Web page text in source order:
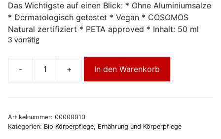
Das Wichtigste auf einen Blick: * Ohne Aluminiumsalze
* Dermatologisch getestet * Vegan * COSOMOS
Natural zertifiziert * PETA approved * Inhalt: 50 ml
3 vorrätig
-
benecos
Basics
Roll-
on
+ In den Warenkorb
Artikelnummer: 00000010
Kategorien: Bio Körperpflege, Ernährung und Körperpflege